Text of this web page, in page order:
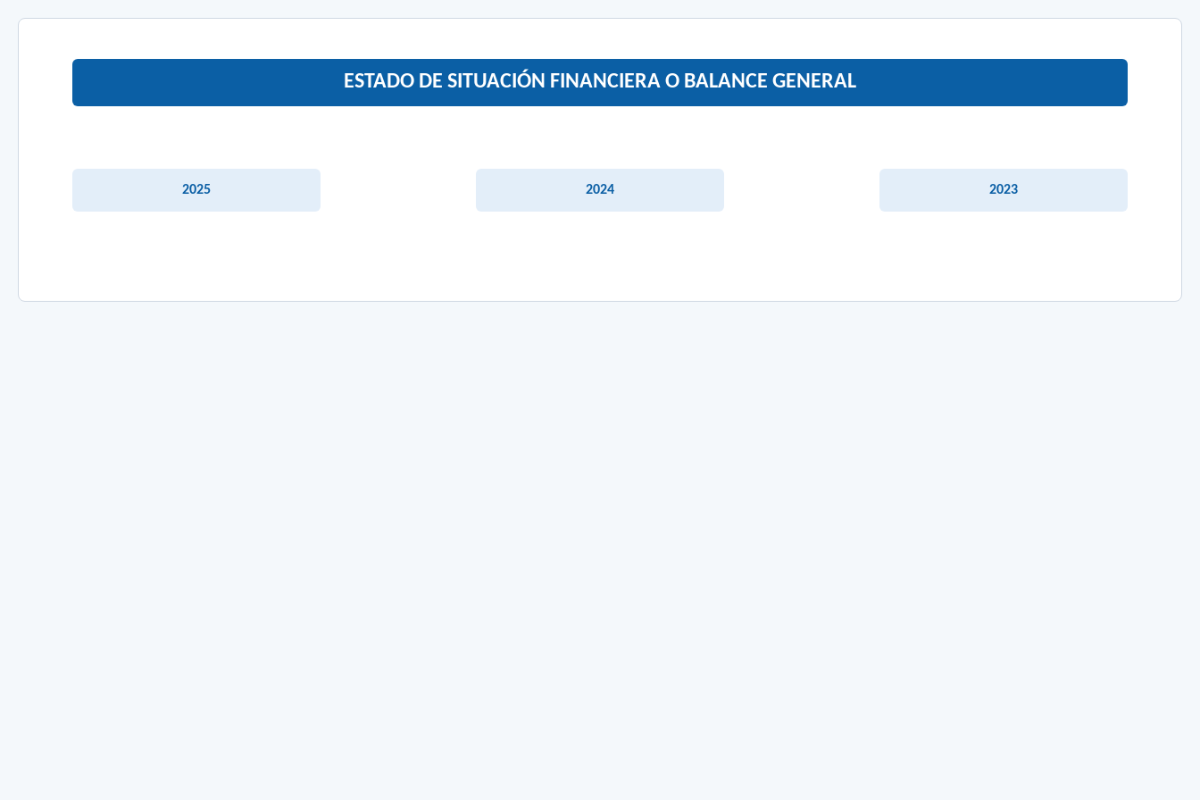
ESTADO DE SITUACIÓN FINANCIERA O BALANCE GENERAL
2025 2024 2023